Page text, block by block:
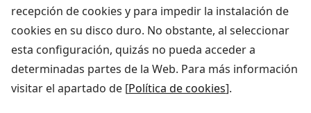
recepción de cookies y para impedir la instalación de
cookies en su disco duro. No obstante, al seleccionar
esta configuración, quizás no pueda acceder a
determinadas partes de la Web. Para más información
visitar el apartado de [Política de cookies].